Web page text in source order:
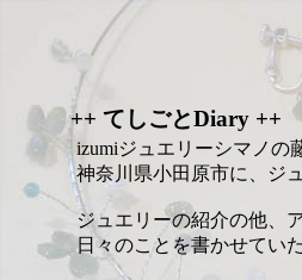
++ てしごとDiary ++
izumiジュエリーシマノの
神奈川県小田原市に、ジ
ジュエリーの紹介の他、
日々のことを書かせてい